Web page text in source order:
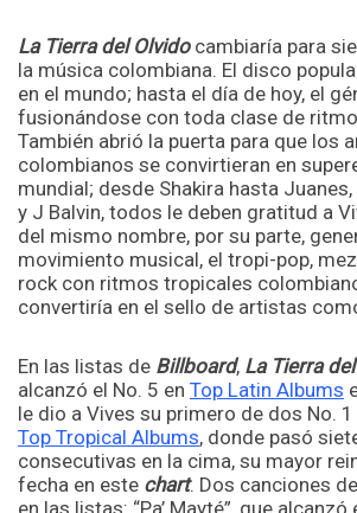
La Tierra del Olvido cambiaría para
la música colombiana. El disco
en el mundo; hasta el día de hoy, el
fusionándose con toda clase de
También abrió la puerta para que los
colombianos se convirtieran en
mundial; desde Shakira hasta
y J Balvin, todos le deben gratitud a
del mismo nombre, por su parte,
movimiento musical, el tropi-pop,
rock con ritmos tropicales
convertiría en el sello de artistas
En las listas de Billboard, La Tierra
alcanzó el No. 5 en Top Latin Albums
le dio a Vives su primero de dos No. 1
Top Tropical Albums, donde pasó
consecutivas en la cima, su mayor
fecha en este chart. Dos canciones
en las listas: “Pa’ Mayté”, que alcanzó